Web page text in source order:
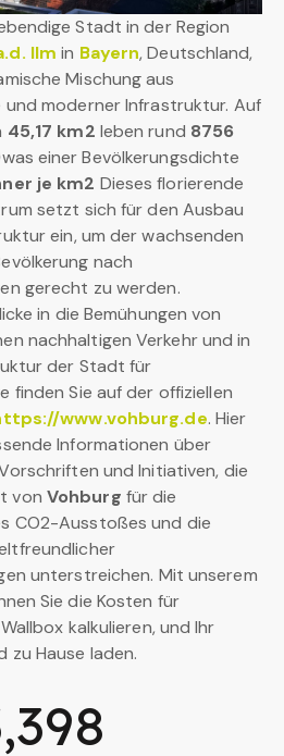
Stadt in der Region
Ilm in Bayern, Deutschland,
Mischung aus
und moderner Infrastruktur. Auf
45,17 km2 leben rund 8756
was einer Bevölkerungsdichte
je km2 Dieses florierende
setzt sich für den Ausbau
ein, um der wachsenden
nach
gerecht zu werden.
in die Bemühungen von
nachhaltigen Verkehr und in
der Stadt für
finden Sie auf der offiziellen
www.vohburg.de. Hier
Informationen über
und Initiativen, die
von Vohburg für die
CO2-Ausstoßes und die
unterstreichen. Mit unserem
Sie die Kosten für
kalkulieren, und Ihr
zu Hause laden.